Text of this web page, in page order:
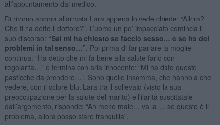
all’appuntamento dal medico.
Di ritorno ancora allarmata Lara appena lo vede chiede: “Allora?
Che ti ha detto il dottore?”. L’uomo un po’ impacciato comincia il
suo discorso: “Sai mi ha chiesto se faccio sesso… e se ho dei
problemi in tal senso…” . Poi prima di far parlare la moglie
continua: “Ha detto che mi fa bene alla salute farlo con
regolarità…” e termina con aria innocente: “Mi ha dato queste
pasticche da prendere…”. Sono quelle insomma, che hanno a che
vedere, con il colore blu. Lara tra il sollevato (visto la sua
preoccupazione per la salute del marito) e l’ilarità suscitatale
dall’argomento, risponde: “Ah meno male… va la…, se questo è il
problema, allora posso stare tranquilla”.